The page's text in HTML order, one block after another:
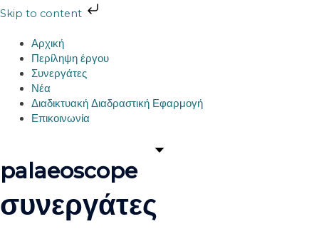
Skip to content
Skip
to
content
Menu
Αρχική
Περίληψη έργου
Συνεργάτες
Νέα
Διαδικτυακή Διαδραστική Εφαρμογή
Επικοινωνία
palaeoscope
συνεργάτες